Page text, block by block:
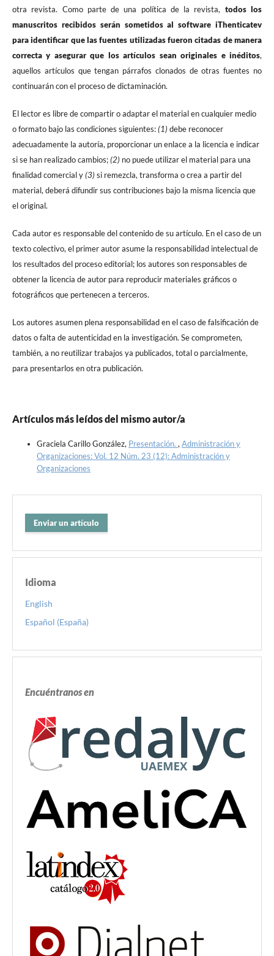
otra revista. Como parte de una política de la revista, todos los
manuscritos recibidos serán sometidos al software iThenticatev
para identificar que las fuentes utilizadas fueron citadas de manera
correcta y asegurar que los artículos sean originales e inéditos,
aquellos artículos que tengan párrafos clonados de otras fuentes no
continuarán con el proceso de dictaminación.
El lector es libre de compartir o adaptar el material en cualquier medio
o formato bajo las condiciones siguientes:(1) debe reconocer
adecuadamente la autoría, proporcionar un enlace a la licencia e indicar
si se han realizado cambios;(2) no puede utilizar el material para una
finalidad comercial y(3) si remezcla, transforma o crea a partir del
material, deberá difundir sus contribuciones bajo la misma licencia que
el original.
Cada autor es responsable del contenido de su artículo. En el caso de un
texto colectivo, el primer autor asume la responsabilidad intelectual de
los resultados del proceso editorial; los autores son responsables de
obtener la licencia de autor para reproducir materiales gráficos o
fotográficos que pertenecen a terceros.
Los autores asumen plena responsabilidad en el caso de falsificación de
datos o falta de autenticidad en la investigación. Se comprometen,
también, a no reutilizar trabajos ya publicados, total o parcialmente,
para presentarlos en otra publicación.
Artículos más leídos del mismo autor/a
Graciela Carillo González, Presentación. , Administración y
Organizaciones: Vol. 12 Núm. 23 (12): Administración y
Organizaciones
Enviar un artículo
Idioma
English
Español (España)
Encuéntranos en